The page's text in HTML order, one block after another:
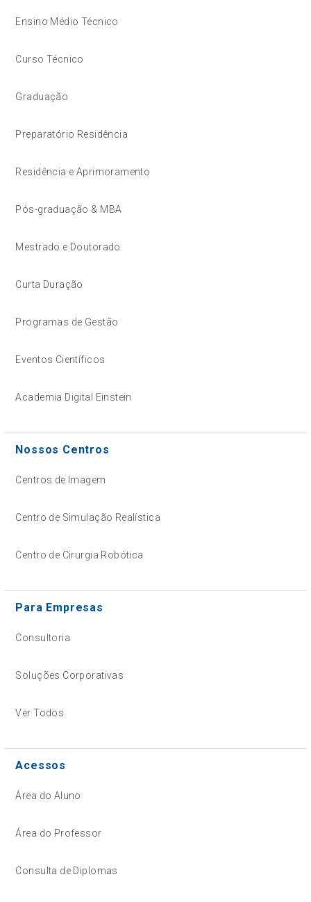
Ensino Médio Técnico
Curso Técnico
Graduação
Preparatório Residência
Residência e Aprimoramento
Pós-graduação & MBA
Mestrado e Doutorado
Curta Duração
Programas de Gestão
Eventos Científicos
Academia Digital Einstein
Nossos Centros
Centros de Imagem
Centro de Simulação Realística
Centro de Cirurgia Robótica
Para Empresas
Consultoria
Soluções Corporativas
Ver Todos
Acessos
Área do Aluno
Área do Professor
Consulta de Diplomas